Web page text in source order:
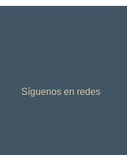
Síguenos en redes